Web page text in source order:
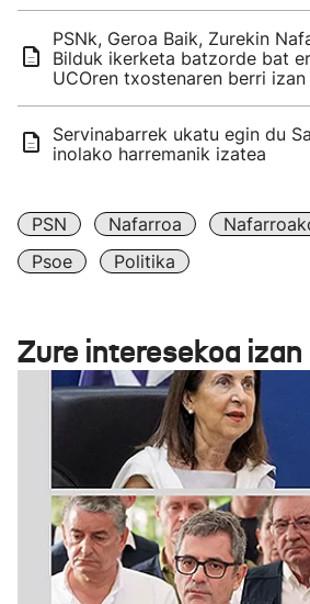
PSNk, Geroa Baik, Zurekin
Bilduk ikerketa batzorde bat
UCOren txostenaren berri
Servinabarrek ukatu egin du
inolako harremanik izatea
PSN Nafarroa
Psoe
Politika
Zure interesekoa